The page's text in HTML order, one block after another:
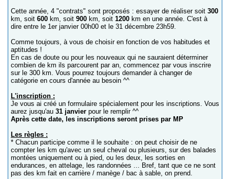
Cette année, 4 "contrats" sont proposés : essayer de réaliser soit 300
km, soit 600 km, soit 900 km, soit 1200 km en une année. C'est à
dire entre le 1er janvier 00h00 et le 31 décembre 23h59.
Comme toujours, à vous de choisir en fonction de vos habitudes et
aptitudes !
En cas de doute ou pour les nouveaux qui ne sauraient déterminer
combien de km ils parcourent par an, commencez par vous inscrire
sur le 300 km. Vous pourrez toujours demander à changer de
catégorie en cours d'année au besoin ^^
L'inscription :
Je vous ai créé un formulaire spécialement pour les inscriptions. Vous
aurez jusqu'au 31 janvier pour le remplir ^^
Après cette date, les inscriptions seront prises par MP
Les règles :
* Chacun participe comme il le souhaite : on peut choisir de ne
compter les km qu'avec un seul cheval ou plusieurs, sur des balades
montées uniquement ou à pied, ou les deux, les sorties en
endurances, en attelage, les randonnées ... Bref, tant que ce ne sont
pas des km fait en carrière / manège / bac à sable, on prend.